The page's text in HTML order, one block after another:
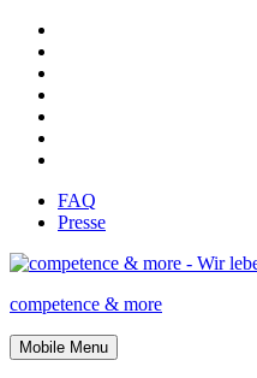
FAQ
Presse
competence & more
Mobile Menu